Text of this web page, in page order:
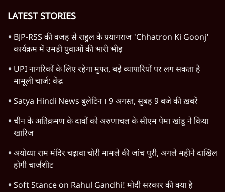
LATEST STORIES
BJP-RSS की वजह से राहुल के प्रयागराज 'Chhatron Ki Goonj'
कार्यक्रम में उमड़ी युवाओं की भारी भीड़
UPI नागरिकों के लिए रहेगा मुफ्त, बड़े व्यापारियों पर लग सकता है
मामूली चार्ज: केंद्र
Satya Hindi News बुलेटिन । 9 अगस्त, सुबह 9 बजे की ख़बरें
चीन के अतिक्रमण के दावों को अरुणाचल के सीएम पेमा खांडू ने किया
खारिज
अयोध्या राम मंदिर चढ़ावा चोरी मामले की जांच पूरी, अगले महीने दाखिल
होगी चार्जशीट
Soft Stance on Rahul Gandhi! मोदी सरकार की क्या है